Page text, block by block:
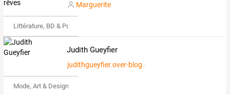
Marguerite
Littérature, BD & Poésie
Judith Gueyfier
judithgueyfier.over-blog.com
Mode, Art & Design